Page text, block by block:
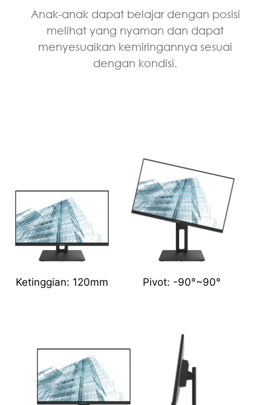
Anak-anak dapat belajar dengan posisi
melihat yang nyaman dan dapat
menyesuaikan kemiringannya sesuai
dengan kondisi.
Ketinggian: 120mm Pivot: -90°~90°